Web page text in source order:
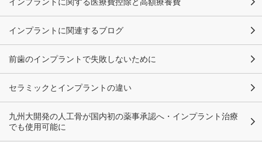
インプラントに関連するブログ
前歯のインプラントで失敗しないために
セラミックとインプラントの違い
九州大開発の人工骨が国内初の薬事承認へ・インプラント治療
でも使用可能に